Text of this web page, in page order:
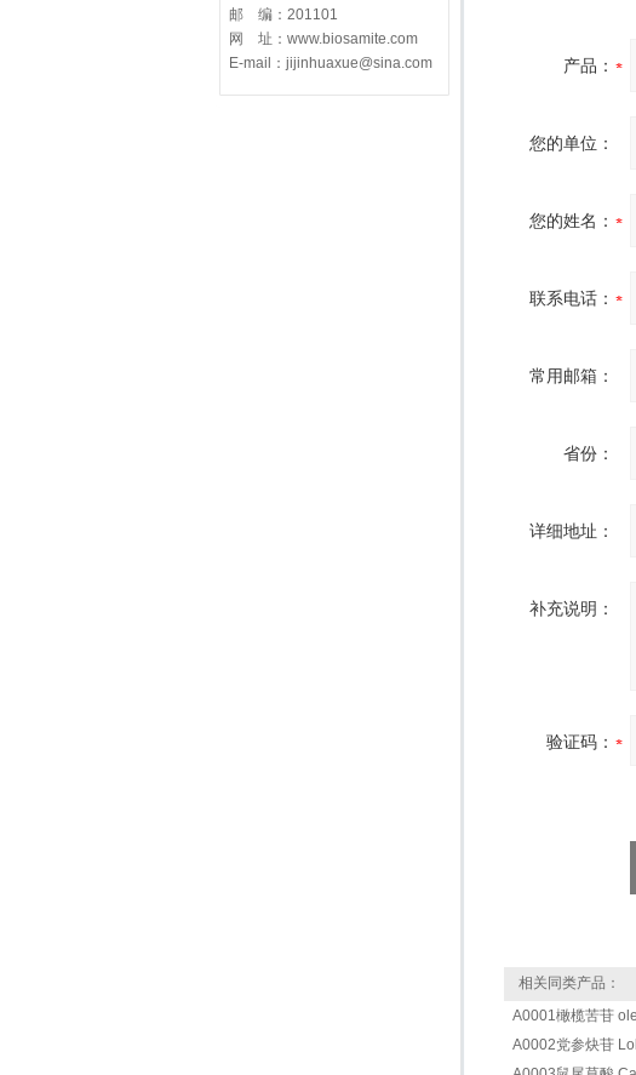
邮 编：201101
网 址：www.biosamite.com
E-mail：jijinhuaxue@sina.com
产品：
您的单位：
您的姓名：
联系电话：
常用邮箱：
省份：
详细地址：
补充说明：
验证码：
相关同类产品：
A0001橄榄苦苷
A0002党参炔苷